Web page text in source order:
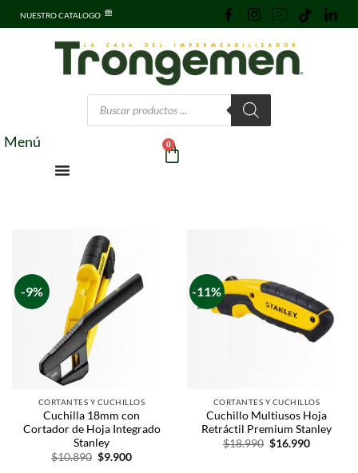
NUESTRO CATALOGO
Menú 0
-9%
CORTANTES Y CUCHILLOS
Cuchilla 18mm con
Cortador de Hoja Integrado
Stanley
$10.890 $9.900
-11%
CORTANTES Y CUCHILLOS
Cuchillo Multiusos Hoja
Retráctil Premium Stanley
$18.990 $16.990